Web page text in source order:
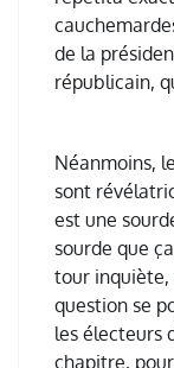
de la
républicain,
Néanmoins,
sont
est une
sourde que
tour inquiète,
question se
les électeurs
chapitre,